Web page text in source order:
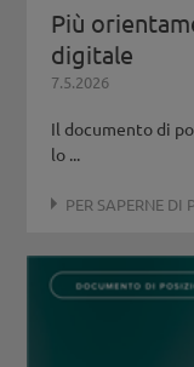
Più
digitale
7.5.2026
Il documento di
lo ...
PER SAPERNE DI